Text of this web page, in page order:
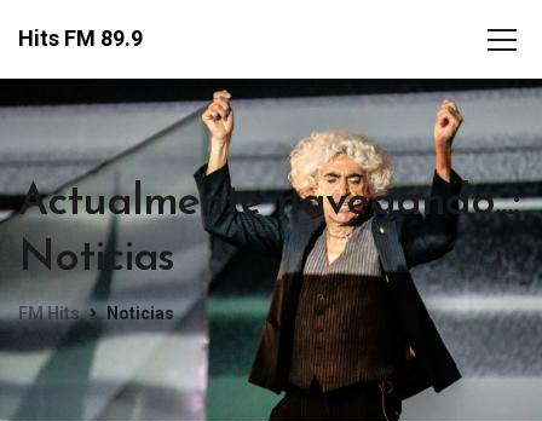
Hits FM 89.9
Actualmente navegando...:
Noticias
FM Hits Noticias